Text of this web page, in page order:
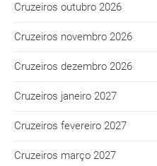
Cruzeiros outubro 2026
Cruzeiros novembro 2026
Cruzeiros dezembro 2026
Cruzeiros janeiro 2027
Cruzeiros fevereiro 2027
Cruzeiros março 2027